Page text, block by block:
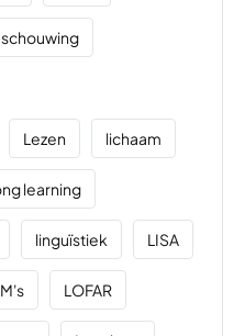
Lezen lichaam
learning
linguïstiek LISA
LOFAR